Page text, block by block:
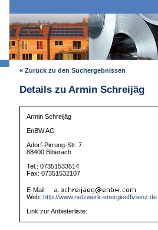
« Zurück zu den Suchergebnissen
Details zu Armin Schreijäg
Armin Schreijäg
EnBW AG
Adorf-Pirrung-Str. 7
88400 Biberach
Tel.: 07351533514
Fax: 07351532107
E-Mail:
Web: http://www.netzwerk-energieeffizienz.de
Link zur Anbieterliste: